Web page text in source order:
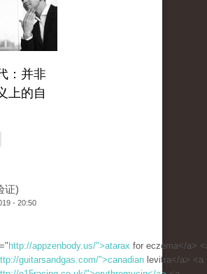
：并非
上的自
证)
- 20:50
http://appzenbody.us/">atarax for eczema</a>
guitarsandgas.com/">canadian levitra</a> <a